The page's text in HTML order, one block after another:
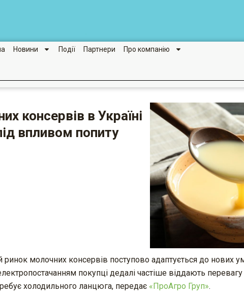
Новини Події Партнери Про компанію
консервів в Україні
впливом попиту
молочних консервів поступово адаптується до нових
покупці дедалі частіше віддають
холодильного ланцюга, передає «ПроАгро Груп».